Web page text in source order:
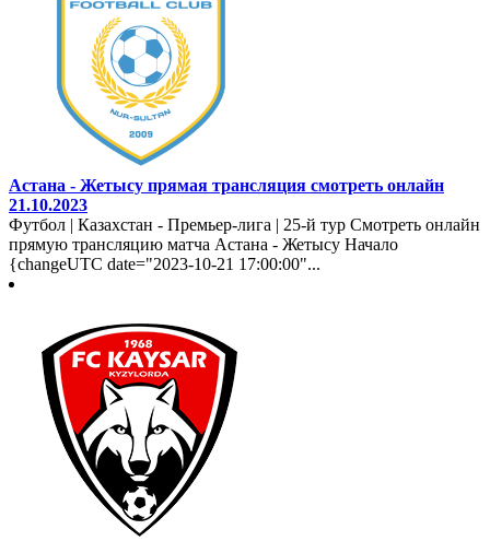
Астана - Жетысу прямая трансляция смотреть онлайн
21.10.2023
Футбол | Казахстан - Премьер-лига | 25-й тур Смотреть онлайн
прямую трансляцию матча Астана - Жетысу Начало
{changeUTC date="2023-10-21 17:00:00"...